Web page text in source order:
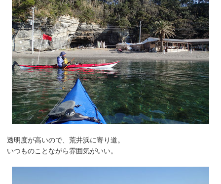
透明度が高いので、荒井浜に寄り道。
いつものことながら雰囲気がいい。